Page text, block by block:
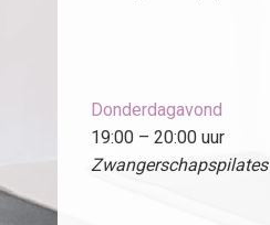
Donderdagavond
19:00 – 20:00 uur
Zwangerschapspilates